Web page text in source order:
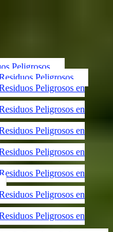
Peligrosos
Peligrosos
Peligrosos en
Peligrosos en
Peligrosos en
Peligrosos en
Peligrosos en
Peligrosos en
Peligrosos en